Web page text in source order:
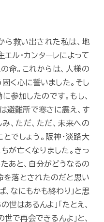
ら救い出された私は、地
ル・カンターレによって
命。これからは、人様の
く心に誓いました。そし
参加したのです。もし、
避難所で寒さに震え、す
、ただ、ただ、未来への
でしょう。阪神・淡路大
が亡くなりました。きっ
あと、自分がどうなるの
を落とされたのだと思い
、なにもかも終わり」と思
世はあるんよ」「たとえ、
で再会できるんよ」と、